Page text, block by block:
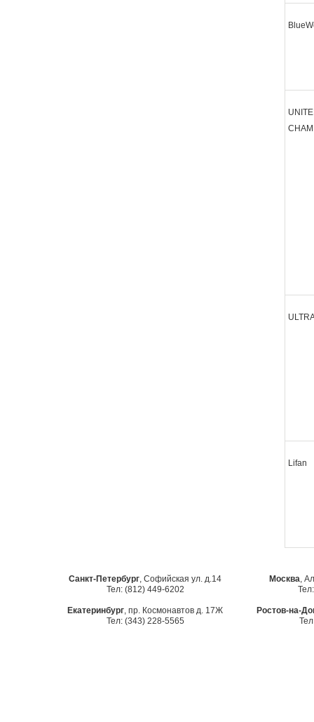
Lifan
Санкт-Петербург , Софийская ул. д.14
Тел: (812) 449-6202
Москва ,
Екатеринбург , пр. Космонавтов д. 17Ж
Тел: (343) 228-5565
Ростов-на-